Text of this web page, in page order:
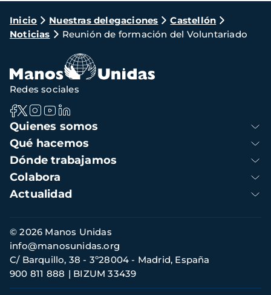
Ruta
de
navegación
Inicio Nuestras delegaciones
Castellón
Noticias
Reunión de formación del Voluntariado
Navegación
principal
Quienes somos
Qué hacemos
Dónde trabajamos
Colabora
Actualidad
Redes sociales
Información
de
contacto
© 2026 Manos Unidas
C/ Barquillo, 38 - 3º28004 - Madrid, España
900 811 888
BIZUM 33439
info@manosunidas.org